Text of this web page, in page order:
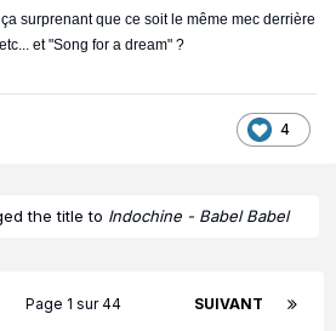
surprenant que ce soit le même mec derrière
et "Song for a dream" ?
4
the title to Indochine - Babel Babel
SUIVANT
Page 1 sur 44